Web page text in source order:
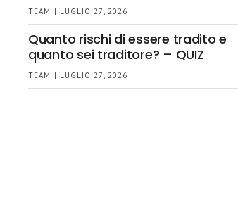
TEAM | LUGLIO 27, 2026
Quanto rischi di essere tradito e
quanto sei traditore? – QUIZ
TEAM | LUGLIO 27, 2026